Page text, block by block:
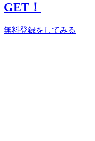
GET！
無料登録をしてみる